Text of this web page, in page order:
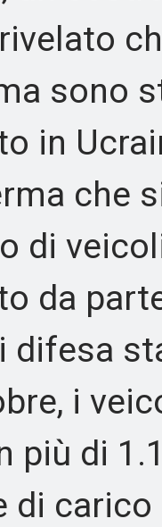
sono
in
che
di
da
difesa
i
più di
di